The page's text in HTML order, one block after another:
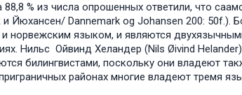
% из числа опрошенных ответили, что
Йюхансен/ Dannemark og Johansen 200: 50f.).
норвежским языком, и являются
Нильс Ойвинд Хеландер (Nils Øivind
билингвистами, поскольку они владеют
районах многие владеют тремя